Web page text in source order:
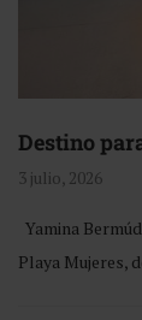
Destino
3 julio, 2026
Yamina
Playa Mujeres,